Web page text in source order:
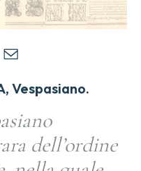
Vespasiano.
dell’ordine